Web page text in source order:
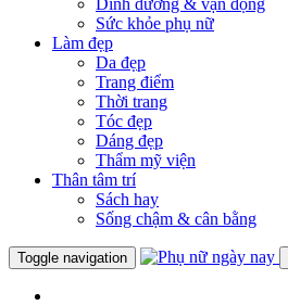
Dinh dưỡng & vận động
Sức khỏe phụ nữ
Làm đẹp
Da đẹp
Trang điểm
Thời trang
Tóc đẹp
Dáng đẹp
Thẩm mỹ viện
Thân tâm trí
Sách hay
Sống chậm & cân bằng
Toggle navigation